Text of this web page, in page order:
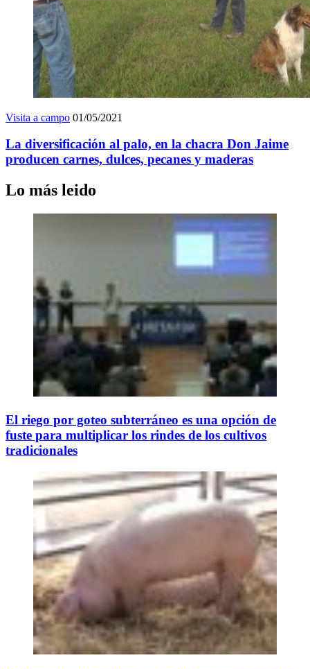
Visita a campo 01/05/2021
La diversificación al palo, en la chacra Don Jaime
producen carnes, dulces, pecanes y maderas
Lo más leido
El riego por goteo subterráneo es una opción de
fuste para multiplicar los rindes de los cultivos
tradicionales